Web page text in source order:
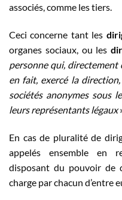
associés, comme les tiers.
Ceci concerne tant les
organes sociaux, ou les
personne qui, directement
en fait, exercé la
sociétés anonymes sous
leurs représentants légaux
En cas de pluralité de
appelés ensemble en
disposant du pouvoir de
charge par chacun d’entre